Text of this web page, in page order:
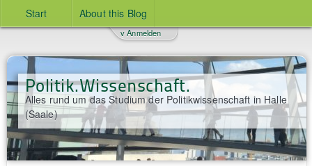
Start About this Blog
Politik.Wissenschaft.
Alles rund um das Studium der Politikwissenschaft in Halle
(Saale)
v Anmelden